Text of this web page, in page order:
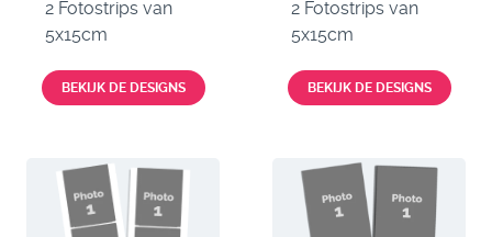
2 Fotostrips van
5x15cm
BEKIJK DE DESIGNS
2 Fotostrips van
5x15cm
BEKIJK DE DESIGNS